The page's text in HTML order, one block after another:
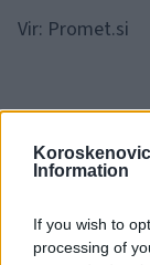
Information
If you wish to
processing of
Vir: Promet.si
Opozorilo:
sovraštva,
rasističnimi,